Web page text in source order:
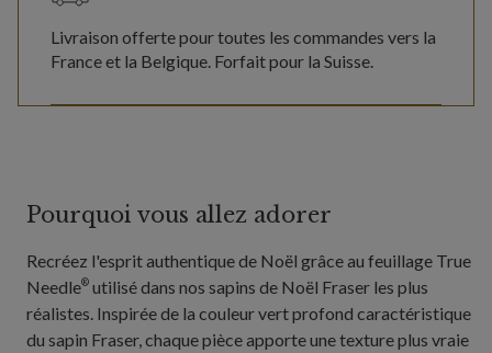
Livraison offerte pour toutes les commandes vers la
France et la Belgique. Forfait pour la Suisse.
Pourquoi vous allez adorer
Recréez l'esprit authentique de Noël grâce au feuillage True
Needle® utilisé dans nos sapins de Noël Fraser les plus
réalistes. Inspirée de la couleur vert profond caractéristique
du sapin Fraser, chaque pièce apporte une texture plus vraie